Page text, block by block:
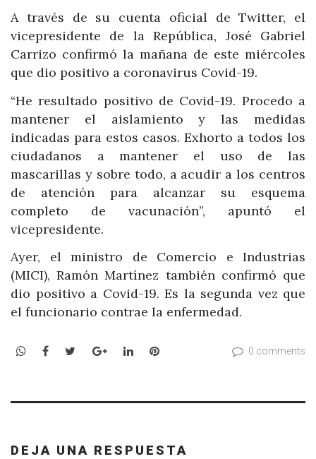
A través de su cuenta oficial de Twitter, el
vicepresidente de la República, José Gabriel
Carrizo confirmó la mañana de este miércoles
que dio positivo a coronavirus Covid-19.
“He resultado positivo de Covid-19. Procedo a
mantener el aislamiento y las medidas
indicadas para estos casos. Exhorto a todos los
ciudadanos a mantener el uso de las
mascarillas y sobre todo, a acudir a los centros
de atención para alcanzar su esquema
completo de vacunación”, apuntó el
vicepresidente.
Ayer, el ministro de Comercio e Industrias
(MICI), Ramón Martínez también confirmó que
dio positivo a Covid-19. Es la segunda vez que
el funcionario contrae la enfermedad.
WhatsApp
Facebook
TwitterGoogle+LinkedInPinterest 0 comments
DEJA UNA RESPUESTA